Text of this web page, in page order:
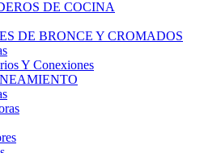
DE COCINA
DE BRONCE Y CROMADOS
Y Conexiones